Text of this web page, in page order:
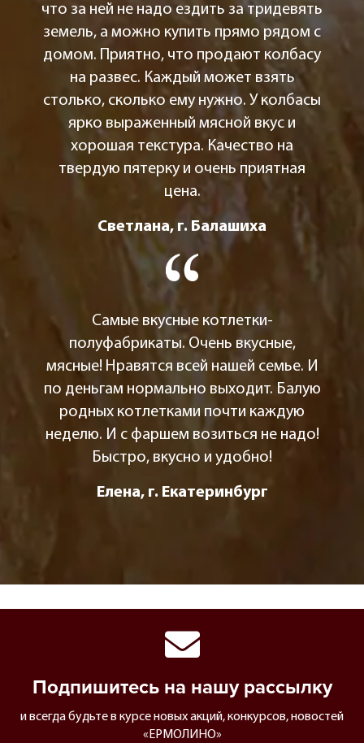
что за ней не надо ездить за тридевять
земель, а можно купить прямо рядом с
домом. Приятно, что продают колбасу
на развес. Каждый может взять
столько, сколько ему нужно. У колбасы
ярко выраженный мясной вкус и
хорошая текстура. Качество на
твердую пятерку и очень приятная
цена.
Светлана, г. Балашиха
Самые вкусные котлетки-
полуфабрикаты. Очень вкусные,
мясные! Нравятся всей нашей семье. И
по деньгам нормально выходит. Балую
родных котлетками почти каждую
неделю. И с фаршем возиться не надо!
Быстро, вкусно и удобно!
Елена, г. Екатеринбург
Подпишитесь на нашу рассылку
и всегда будьте в курсе новых акций, конкурсов, новостей
«ЕРМОЛИНО»